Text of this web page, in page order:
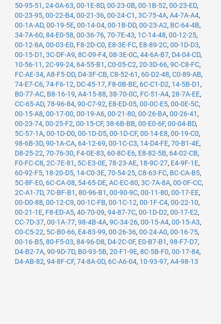
50-95-51 , 24-0A-63, 00-1E-8D, 00-23-0B, 00-1B-52, 00-23-ED,
00-23-95, 00-22-B4, 00-21-36, 00-24-C1 , 3C-75-4A, A4-7A-A4,
00-1A-AD, 00-19-5E, 00-14-04, 00-1B-DD, 00-23-A2, BC-64-4B,
34-7A-60, 84-E0-58, 00-36-76, 70-7E-43, 1C-14-48, 00-12-25,
00-12-8A, 00-03-E0, F8-2D-C0, E8-3E-FC, E8-89-2C, 00-1D-D3,
00-15-D1 , 3C-DF-A9, 8C-09-F4, 08-3E-0C, 44-6A-B7, D4-04-CD,
10-56-11 , 2C-99-24, 64-55-B1 , C0-05-C2, 20-3D-66, 9C-C8-FC,
FC-AE-34, A8-F5-DD, D4-3F-CB, C8-52-61 , 60-D2-48, C0-89-AB,
74-E7-C6, 74-F6-12, DC-45-17, F8-0B-BE, 6C-C1-D2, 14-5B-D1 ,
B0-77-AC, B8-16-19, A4-15-88, 38-70-0C, FC-51-A4, 28-7A-EE,
CC-65-AD, 78-96-84, 90-C7-92, E8-ED-05, 00-0C-E5, 00-0E-5C,
00-15-A8, 00-17-00, 00-19-A6, 00-21-80, 00-26-BA, 00-26-41 ,
00-23-74, 00-25-F2, 00-15-CF, 38-6B-BB, 00-E0-6F, 00-04-BD,
5C-57-1A, 00-1D-D0, 00-1D-D5, 00-1D-CF, 00-14-E8, 00-19-C0,
98-6B-3D, 90-1A-CA, 64-12-69, 00-1C-C3, 14-D4-FE, 70-B1-4E,
D8-25-22, 70-76-30, F4-0E-83, 60-8C-E6, E8-82-5B, 64-02-CB,
F0-FC-C8, 2C-7E-81 , 5C-E3-0E, 78-23-AE, 18-9C-27, E4-9F-1E,
60-92-F5, 18-20-D5, 14-C0-3E, 70-54-25, C8-63-FC, BC-CA-B5,
5C-8F-E0, 6C-CA-08, 54-65-DE, AC-EC-80, 3C-7A-8A, 00-0F-CC,
2C-A1-7D, 7C-BF-B1 , 80-96-B1 , 00-90-9C, 00-11-80, 00-17-EE,
00-D0-88, 00-12-C9, 00-1C-FB, 00-1C-12, 00-1F-C4, 00-22-10,
00-21-1E, F8-ED-A5, 40-70-09, 94-87-7C, 00-1D-D2, 00-17-E2,
CC-7D-37, 00-1A-77, 98-4B-4A, 9C-34-26, 00-15-A4, 00-15-A3,
C0-C5-22, 5C-B0-66, E4-83-99, 00-26-36, 00-24-A0, 00-16-75,
00-16-B5, 80-F5-03, 84-96-D8, D4-2C-0F, E0-B7-B1 , 98-F7-D7,
D4-B2-7A, 90-9D-7D, B0-93-5B, 20-F1-9E, 8C-5B-F0, 00-17-84,
D4-AB-82, 94-8F-CF, 74-8A-0D, 6C-A6-04, 10-93-97, A4-98-13